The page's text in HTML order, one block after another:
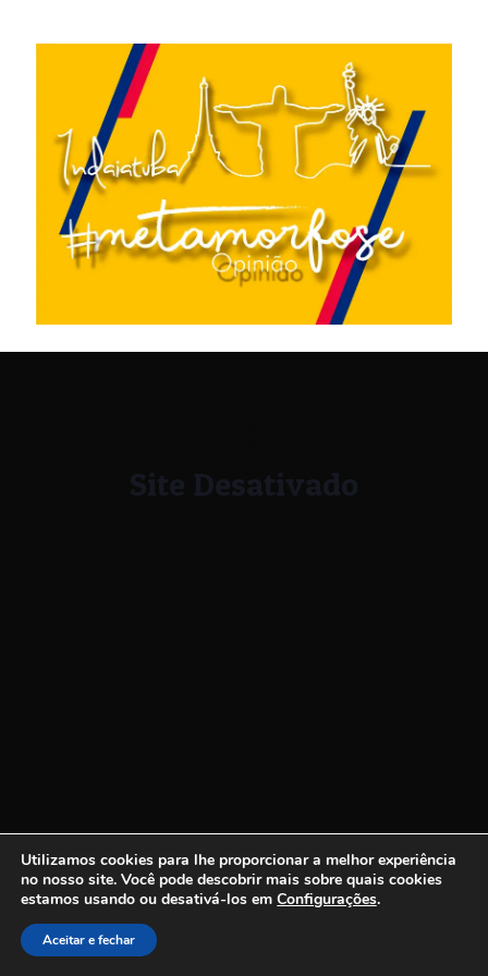
Site Desativado
Utilizamos cookies para lhe proporcionar a melhor experiência
no nosso site. Você pode descobrir mais sobre quais cookies
estamos usando ou desativá-los em Configurações.
Aceitar e fechar